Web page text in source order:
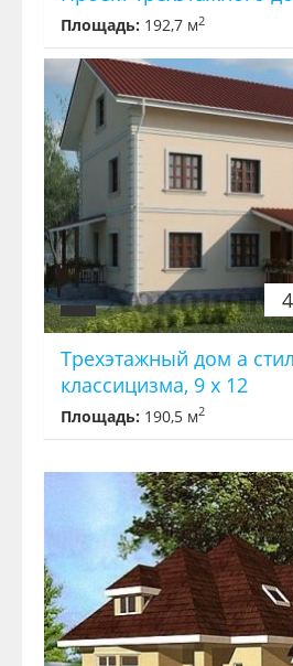
Площадь: 192,7 м2
Трехэтажный дом а
классицизма, 9 x 12
Площадь: 190,5 м2